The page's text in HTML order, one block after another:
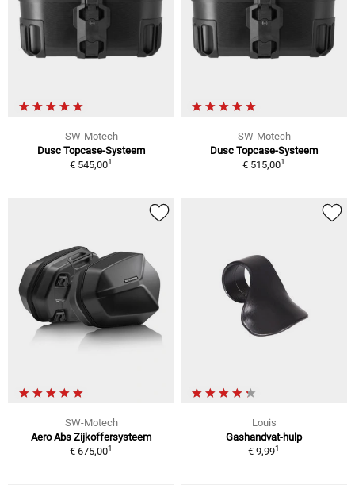
SW-Motech
Dusc Topcase-Systeem
€ 545,001
SW-Motech
Dusc Topcase-Systeem
€ 515,001
SW-Motech
Aero Abs Zijkoffersysteem
€ 675,001
Louis
Gashandvat-hulp
€ 9,991